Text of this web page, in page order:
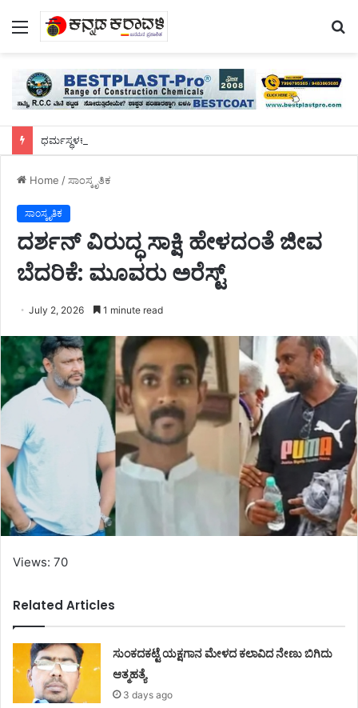
Menu
ಧರ್ಮಸ್ಥಳಕ್ಕೆ ತೆರಳುತ್ತಿದ್ದಾಗ ಭೀಕರ ಅಪಘಾತ: ಮೂವರು ಸ್ಥಳದಲ್ಲೇ ಸಾವು
Home /ಸಾಂಸ್ಕೃತಿಕ
ಸಾಂಸ್ಕೃತಿಕ
ದರ್ಶನ್ ವಿರುದ್ಧ ಸಾಕ್ಷಿ ಹೇಳದಂತೆ ಜೀವ
ಬೆದರಿಕೆ: ಮೂವರು ಅರೆಸ್ಟ್
July 2, 2026 1 minute read
Views: 70
Related Articles
ಸುಂಕದಕಟ್ಟೆ ಯಕ್ಷಗಾನ ಮೇಳದ ಕಲಾವಿದ ನೇಣು ಬಿಗಿದು
ಆತ್ಮಹತ್ಯೆ
3 days ago